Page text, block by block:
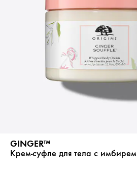
GINGER™
Крем-суфле для тела с имбирем